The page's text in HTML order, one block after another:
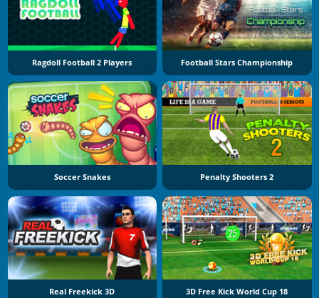
Ragdoll Football 2 Players Football Stars Championship
Soccer Snakes Penalty Shooters 2
Real Freekick 3D 3D Free Kick World Cup 18